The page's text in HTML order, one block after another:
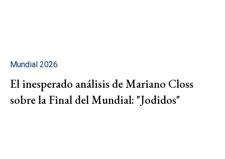
Mundial 2026
El inesperado análisis de Mariano Closs
sobre la Final del Mundial: "Jodidos"